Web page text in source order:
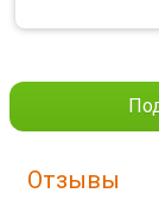
Отзывы